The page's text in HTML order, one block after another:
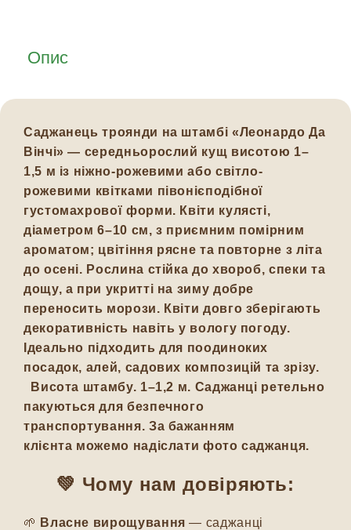
Опис
Саджанець троянди на штамбі «Леонардо Да
Вінчі» — середньорослий кущ висотою 1–
1,5 м із ніжно-рожевими або світло-
рожевими квітками півонієподібної
густомахрової форми. Квіти кулясті,
діаметром 6–10 см, з приємним помірним
ароматом; цвітіння рясне та повторне з літа
до осені. Рослина стійка до хвороб, спеки та
дощу, а при укритті на зиму добре
переносить морози. Квіти довго зберігають
декоративність навіть у вологу погоду.
Ідеально підходить для поодиноких
посадок, алей, садових композицій та зрізу.
Висота штамбу. 1–1,2 м. Саджанці ретельно
пакуються для безпечного
транспортування. За бажанням
клієнта можемо надіслати фото саджанця.
💚 Чому нам довіряють:
🌱 Власне вирощування — саджанці